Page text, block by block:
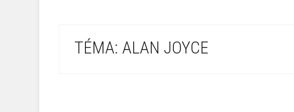
TÉMA: ALAN JOYCE